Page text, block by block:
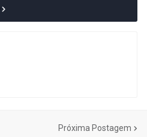
Próxima Postagem